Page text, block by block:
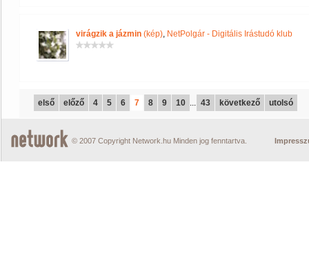
virágzik a jázmin (kép), NetPolgár - Digitális Irástudó klub
első előző 4 5 6 7 8 9 10 ... 43 következő utolsó
© 2007 Copyright Network.hu Minden jog fenntartva.